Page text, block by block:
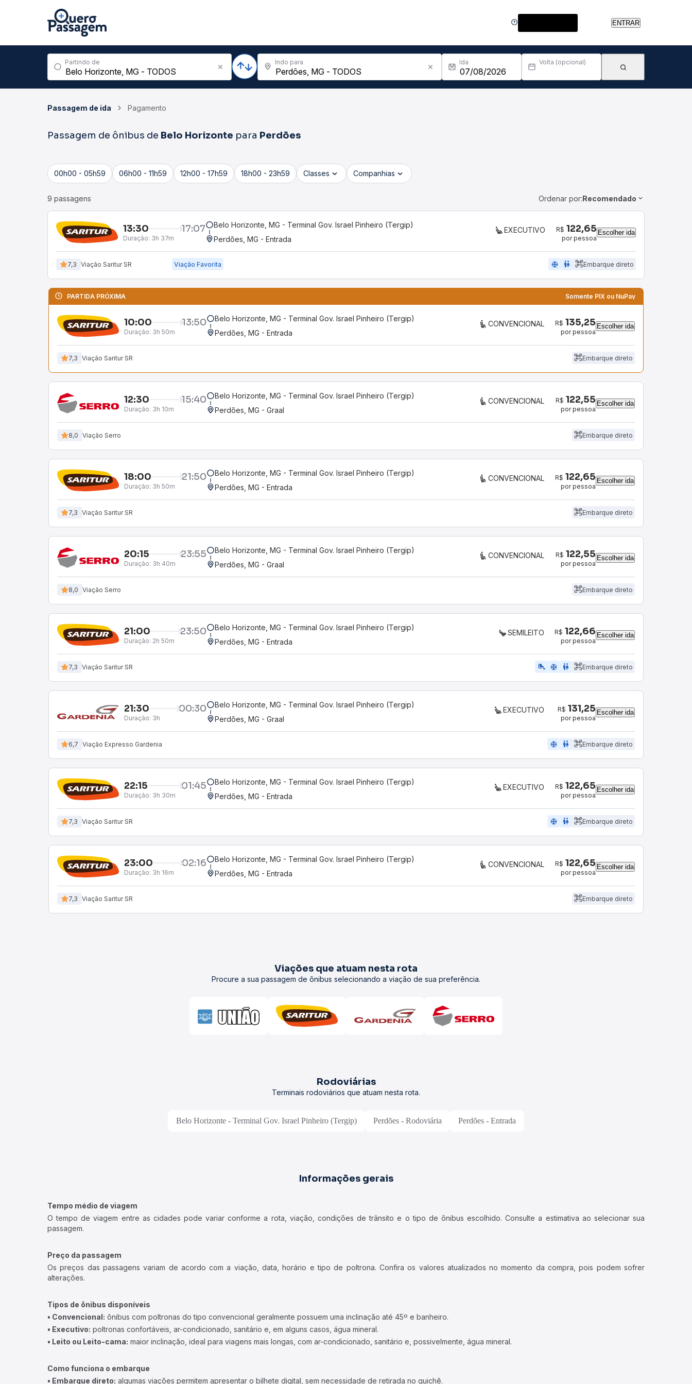
ENTRAR
Partindo de Indo para Ida Volta (opcional)
Passagem de ida Pagamento
Passagem de ônibus de Belo Horizonte para Perdões
00h00 - 05h59 06h00 - 11h59 12h00 - 17h59 18h00 - 23h59 Classes Companhias
9 passagens Ordenar por:Recomendado
13:30 17:07
Duração: 3h 37m
Belo Horizonte, MG - Terminal Gov. Israel Pinheiro (Tergip)
Perdões, MG - Entrada
EXECUTIVO R$ 122,65
por pessoa
Escolher ida
7,3 Viação Saritur SR Viação Favorita ac_unit wc Embarque direto
PARTIDA PRÓXIMA Somente PIX ou NuPay
10:00 13:50
Duração: 3h 50m
Belo Horizonte, MG - Terminal Gov. Israel Pinheiro (Tergip)
Perdões, MG - Entrada
CONVENCIONAL R$ 135,25
por pessoa
Escolher ida
7,3 Viação Saritur SR Embarque direto
12:30 15:40
Duração: 3h 10m
Belo Horizonte, MG - Terminal Gov. Israel Pinheiro (Tergip)
Perdões, MG - Graal
CONVENCIONAL R$ 122,55
por pessoa
Escolher ida
8,0 Viação Serro Embarque direto
18:00 21:50
Duração: 3h 50m
Belo Horizonte, MG - Terminal Gov. Israel Pinheiro (Tergip)
Perdões, MG - Entrada
CONVENCIONAL R$ 122,65
por pessoa
Escolher ida
7,3 Viação Saritur SR Embarque direto
20:15 23:55
Duração: 3h 40m
Belo Horizonte, MG - Terminal Gov. Israel Pinheiro (Tergip)
Perdões, MG - Graal
CONVENCIONAL R$ 122,55
por pessoa
Escolher ida
8,0 Viação Serro Embarque direto
21:00 23:50
Duração: 2h 50m
Belo Horizonte, MG - Terminal Gov. Israel Pinheiro (Tergip)
Perdões, MG - Entrada
SEMILEITO R$ 122,66
por pessoa
Escolher ida
7,3 Viação Saritur SR airline_seat_legroom_extra ac_unit WC Embarque direto
21:30 00:30
Duração: 3h
Belo Horizonte, MG - Terminal Gov. Israel Pinheiro (Tergip)
Perdões, MG - Graal
EXECUTIVO R$ 131,25
por pessoa
Escolher ida
6,7 Viação Expresso Gardenia ac_unit wc Embarque direto
22:15 01:45
Duração: 3h 30m
Belo Horizonte, MG - Terminal Gov. Israel Pinheiro (Tergip)
Perdões, MG - Entrada
EXECUTIVO R$ 122,65
por pessoa
Escolher ida
7,3 Viação Saritur SR ac_unit wc Embarque direto
23:00 02:16
Duração: 3h 16m
Belo Horizonte, MG - Terminal Gov. Israel Pinheiro (Tergip)
Perdões, MG - Entrada
CONVENCIONAL R$ 122,65
por pessoa
Escolher ida
7,3 Viação Saritur SR Embarque direto
Viações que atuam nesta rota
Procure a sua passagem de ônibus selecionando a viação de sua preferência.
Rodoviárias
Terminais rodoviários que atuam nesta rota.
Belo Horizonte - Terminal Gov. Israel Pinheiro (Tergip) Perdões - Rodoviária Perdões - Entrada
Informações gerais
Tempo médio de viagem
O tempo de viagem entre as cidades pode variar conforme a rota, viação, condições de trânsito e o tipo de ônibus escolhido. Consulte a estimativa ao selecionar sua
passagem.
Preço da passagem
Os preços das passagens variam de acordo com a viação, data, horário e tipo de poltrona. Confira os valores atualizados no momento da compra, pois podem sofrer
alterações.
Tipos de ônibus disponíveis
• Convencional: ônibus com poltronas do tipo convencional geralmente possuem uma inclinação até 45º e banheiro.
• Executivo: poltronas confortáveis, ar-condicionado, sanitário e, em alguns casos, água mineral.
• Leito ou Leito-cama: maior inclinação, ideal para viagens mais longas, com ar-condicionado, sanitário e, possivelmente, água mineral.
Como funciona o embarque
• Embarque direto: algumas viações permitem apresentar o bilhete digital, sem necessidade de retirada no guichê.